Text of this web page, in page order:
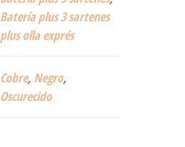
Batería plus 3 sartenes
plus olla exprés
Cobre, Negro,
Oscurecido